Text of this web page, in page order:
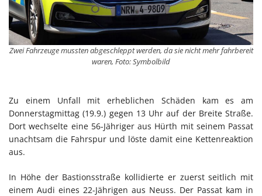
Zwei Fahrzeuge mussten abgeschleppt werden, da sie nicht mehr fahrbereit
waren, Foto: Symbolbild
Zu einem Unfall mit erheblichen Schäden kam es am
Donnerstagmittag (19.9.) gegen 13 Uhr auf der Breite Straße.
Dort wechselte eine 56-Jähriger aus Hürth mit seinem Passat
unachtsam die Fahrspur und löste damit eine Kettenreaktion
aus.
In Höhe der Bastionsstraße kollidierte er zuerst seitlich mit
einem Audi eines 22-Jährigen aus Neuss. Der Passat kam in